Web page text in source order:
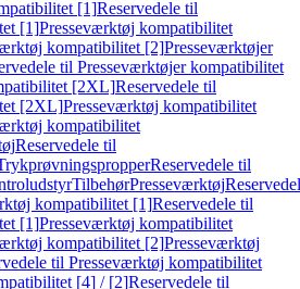
[1]Reservedele til
[1]Presseværktøj kompatibilitet
kompatibilitet [2]Presseværktøjer
til Presseværktøjer kompatibilitet
[2XL]Reservedele til
[2XL]Presseværktøj kompatibilitet
kompatibilitet
Reservedele til
Reservedele til
TilbehørPresseværktøj
kompatibilitet [1]Reservedele til
[1]Presseværktøj kompatibilitet
kompatibilitet [2]Presseværktøj
til Presseværktøj kompatibilitet
[4] / [2]Reservedele til